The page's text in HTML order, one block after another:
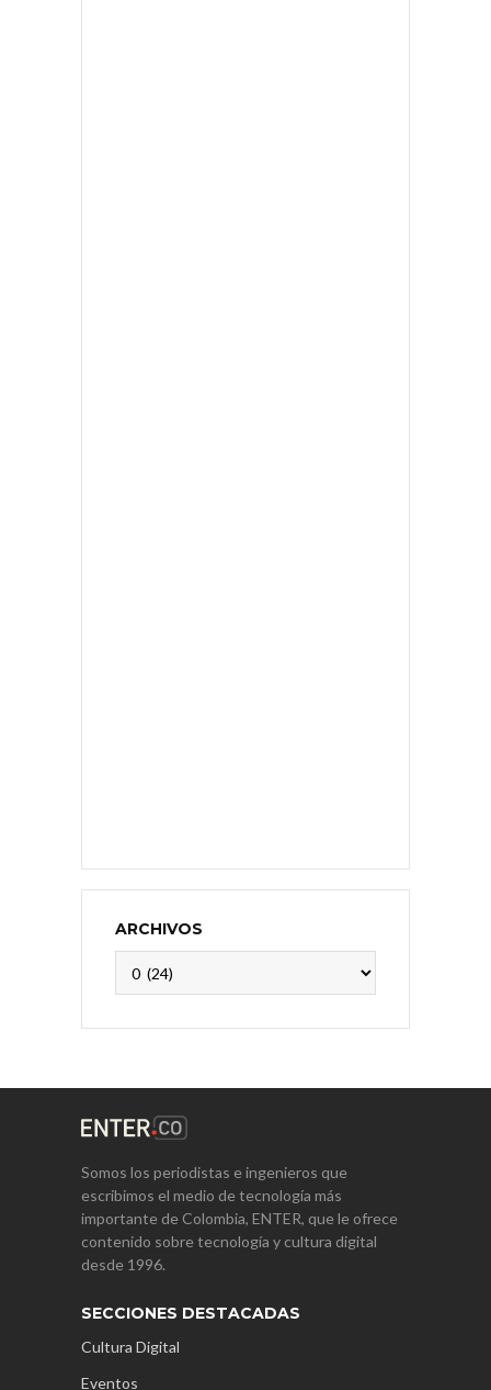
ARCHIVOS
Somos los periodistas e ingenieros que
escribimos el medio de tecnología más
importante de Colombia, ENTER, que le ofrece
contenido sobre tecnología y cultura digital
desde 1996.
SECCIONES DESTACADAS
Cultura Digital
Eventos